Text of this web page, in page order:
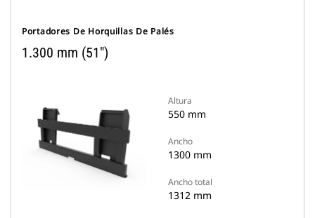
Portadores De Horquillas De Palés
1.300 mm (51")
Altura
550 mm
Ancho
1300 mm
Ancho total
1312 mm